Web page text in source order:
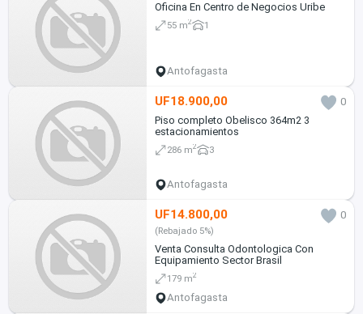
Oficina En Centro de Negocios Uribe
55 m2 1
Antofagasta
UF18.900,00
0
Piso completo Obelisco 364m2 3
estacionamientos
286 m2 3
Antofagasta
UF14.800,00 0
(Rebajado 5%)
Venta Consulta Odontologica Con
Equipamiento Sector Brasil
179 m2
Antofagasta